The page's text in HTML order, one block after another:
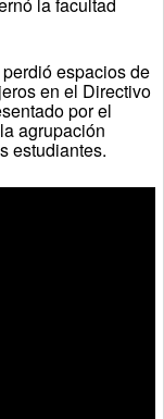
espacios de
en el Directivo
por el
agrupación
estudiantes.